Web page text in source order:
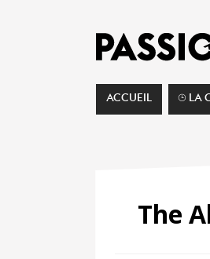
ACCUEIL ⌚︎ LA
The